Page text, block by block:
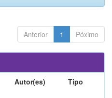
Anterior 1 Póximo
Autor(es) Tipo